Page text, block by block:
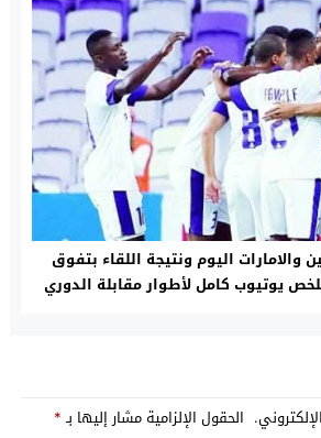
والامارات اليوم ونتيجة اللقاء بتفوق
يوتيوب كامل لأطوار مقابلة الدوري
الحقول الإلزامية مشار إليها بـ*